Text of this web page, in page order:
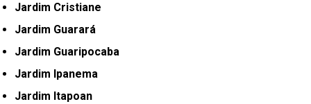
Jardim Cristiane
Jardim Guarará
Jardim Guaripocaba
Jardim Ipanema
Jardim Itapoan